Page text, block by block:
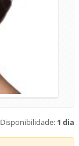
Disponibilidade: 1 dia